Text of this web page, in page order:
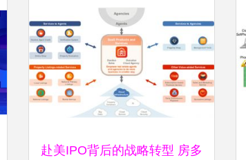
赴美IPO背后的战略转型 房多